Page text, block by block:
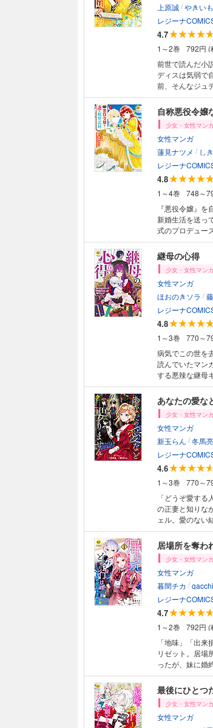
上原誠/やきい
レジーナ
4.7
1～2巻
792円 (
前世で読んだ小
ディスは気弱で
前、そんなジュ
になる決意を固
ュディス”に、
隣国の第二王子
自称悪役令嬢
少女・女性マン
女性マンガ
蓮見ナツメ / しき
レジーナ
4.8
1～4巻
748～
『悪役令嬢』
新婚生活を送っ
式のプロデュー
しつつシーヘル
しい。すると、
りますわ!!」そ
継母の心得
少女・女性マン
女性マンガ
ほおのきソラ /
レジーナ
4.8
1～3巻
770～
病気でこの世を
読んでいたマン
する悪辣な継母
前日で、もはや
意して対面し
前世の知識を駆
様の態度も変
う！ 愛とオタク
タジー、開幕！
あなたの愛な
少女・女性マン
女性マンガ
新玉らん /冬馬亮
レジーナ
4.6
1～3巻
770～
「どうぞ愛す
の正妻と知りな
ェル。愛のない
かった息子・ラ
きっかけに彼女
巻き戻ってい
居場所を奪わ
少女・女性マン
女性マンガ
暮間チカ /gacchi
レジーナ
4.7
1～2巻
792円 (
「地味」「出
リゼット。居場
ったが、妹に婚
る。縁があって
転、王妃や多く
く。しかしその
最後にひとつ
少女・女性マン
女性マンガ